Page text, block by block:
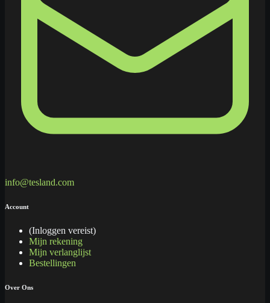
info@tesland.com
Account
(Inloggen vereist)
Mijn rekening
Mijn verlanglijst
Bestellingen
Over Ons